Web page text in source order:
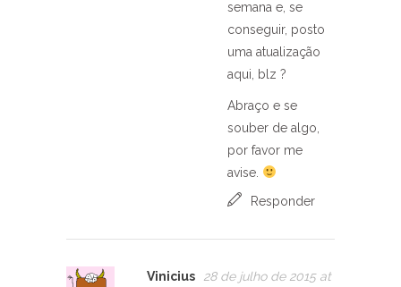
semana e, se
conseguir, posto
uma atualização
aqui, blz ?
Abraço e se
souber de algo,
por favor me
avise.
Responder
Vinicius
28 de julho de 2015 at